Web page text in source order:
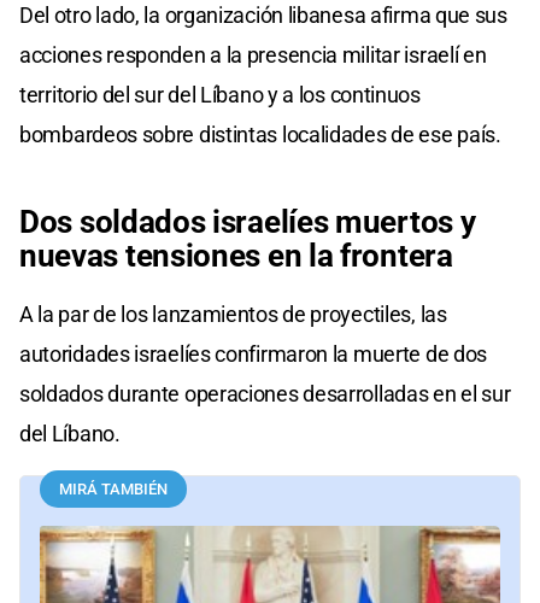
Del otro lado, la organización libanesa afirma que sus
acciones responden a la presencia militar israelí en
territorio del sur del Líbano y a los continuos
bombardeos sobre distintas localidades de ese país.
Dos soldados israelíes muertos y
nuevas tensiones en la frontera
A la par de los lanzamientos de proyectiles, las
autoridades israelíes confirmaron la muerte de dos
soldados durante operaciones desarrolladas en el sur
del Líbano.
MIRÁ TAMBIÉN